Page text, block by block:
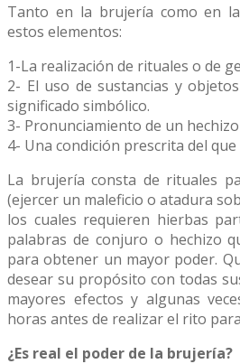
Tanto en la brujería como en
estos elementos:
1-La realización de rituales o de
2- El uso de sustancias y
significado simbólico.
3- Pronunciamiento de un hechizo
4- Una condición prescrita del
La brujería consta de rituales
(ejercer un maleficio o atadura
los cuales requieren hierbas
palabras de conjuro o hechizo
para obtener un mayor poder.
desear su propósito con todas
mayores efectos y algunas
horas antes de realizar el rito
¿Es real el poder de la brujería?